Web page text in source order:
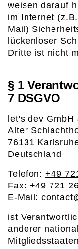
weisen darauf
im Internet
Mail)
lückenloser
Dritte ist nicht
§ 1
7 DSGVO
let's dev GmbH
Alter
76131
Deutschland
Telefon:+49
Fax: +49 721
E-Mail:
ist
anderer